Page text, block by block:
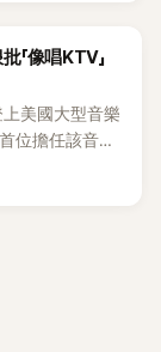
像唱KTV」
美國大型音樂
位擔任該音樂
，寫下全新紀